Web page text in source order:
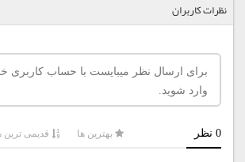
نظرات کاربران